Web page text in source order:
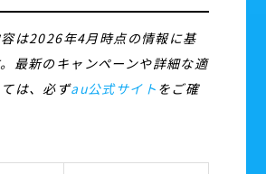
は2026年4月時点の情報に基
最新のキャンペーンや詳細な適
は、必ずau公式サイト をご確